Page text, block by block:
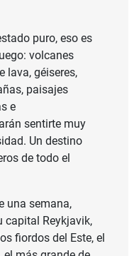
puro, eso es
volcanes
lava, géiseres,
paisajes
e
sentirte muy
Un destino
de todo el
una semana,
capital Reykjavik,
fiordos del Este, el